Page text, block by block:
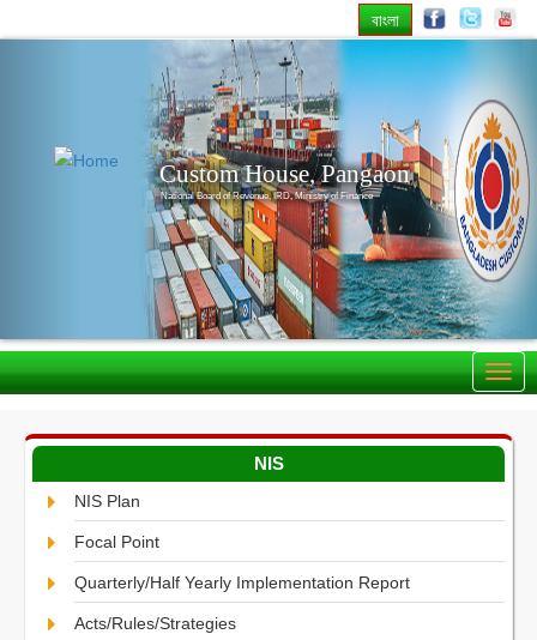
বাংলা
Custom House, Pangaon
National Board of Revenue, IRD, Ministry of Finance
NIS
NIS Plan
Focal Point
Quarterly/Half Yearly Implementation Report
Acts/Rules/Strategies